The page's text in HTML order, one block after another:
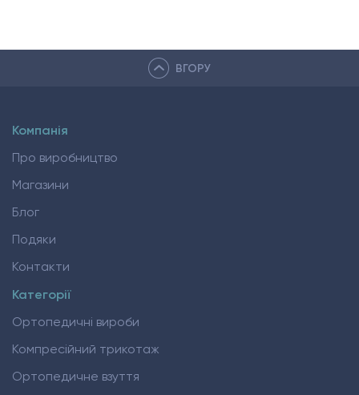
ВГОРУ
Компанія
Про виробництво
Магазини
Блог
Подяки
Контакти
Категорії
Ортопедичні вироби
Компресійний трикотаж
Ортопедичне взуття